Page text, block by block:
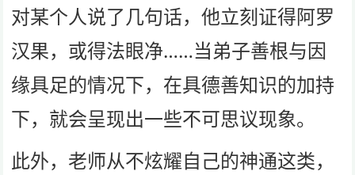
对某个人说了几句话，他立刻证得阿罗
汉果，或得法眼净……当弟子善根与因
缘具足的情况下，在具德善知识的加持
下，就会呈现出一些不可思议现象。
此外，老师从不炫耀自己的神通这类，